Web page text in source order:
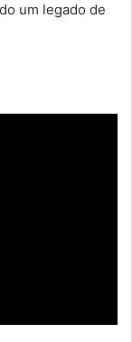
um legado de